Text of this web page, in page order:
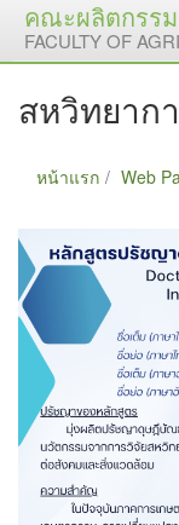
คณะผลิตกรร
FACULTY OF
สหวิทยาก
หน้าแรก Web